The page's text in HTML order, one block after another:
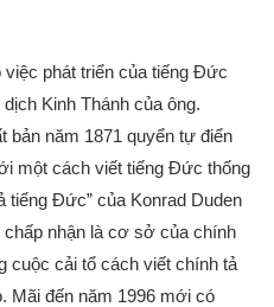
việc phát triển của tiếng Đức
Kinh Thánh của ông.
bản năm 1871 quyển tự điển
một cách viết tiếng Đức thống
tiếng Đức” của Konrad Duden
nhận là cơ sở của chính
cuộc cải tổ cách viết chính tả
Mãi đến năm 1996 mới có